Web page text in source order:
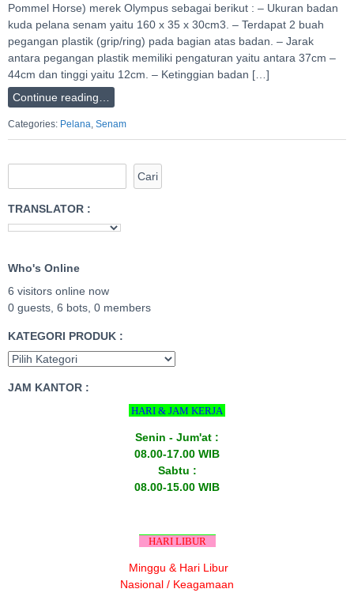
Pommel Horse) merek Olympus sebagai berikut : – Ukuran badan
kuda pelana senam yaitu 160 x 35 x 30cm3. – Terdapat 2 buah
pegangan plastik (grip/ring) pada bagian atas badan. – Jarak
antara pegangan plastik memiliki pengaturan yaitu antara 37cm –
44cm dan tinggi yaitu 12cm. – Ketinggian badan […]
Continue reading…
Categories: Pelana Senam
TRANSLATOR :
Who's Online
6 visitors online now
0 guests, 6 bots, 0 members
KATEGORI PRODUK :
JAM KANTOR :
HARI & JAM KERJA
Senin - Jum'at :
08.00-17.00 WIB
Sabtu :
08.00-15.00 WIB
HARI LIBUR
Minggu & Hari Libur
Nasional / Keagamaan